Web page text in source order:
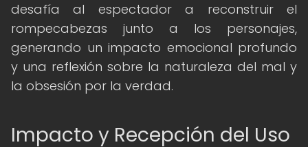
desafía al espectador a reconstruir el
rompecabezas junto a los personajes,
generando un impacto emocional profundo
y una reflexión sobre la naturaleza del mal y
la obsesión por la verdad.
Impacto y Recepción del Uso